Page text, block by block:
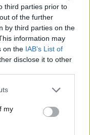
third parties prior to
of the further
by third parties on the
information may
on the IAB’s List of
disclose it to other
one or more Google
You may click to
third-party tags to
in below Google
my
πρόσφυγες
τις